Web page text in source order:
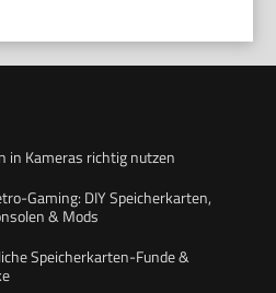
in Kameras richtig nutzen
Gaming: DIY Speicherkarten,
& Mods
Speicherkarten-Funde &